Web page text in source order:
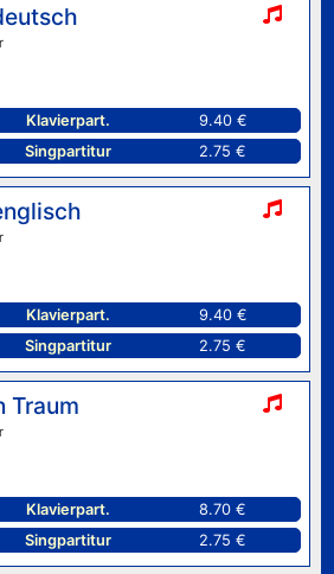
Klavierpart.
9.40 €
Singpartitur 2.75 €
Klavierpart.
9.40 €
Singpartitur 2.75 €
Traum
Klavierpart.
8.70 €
Singpartitur 2.75 €